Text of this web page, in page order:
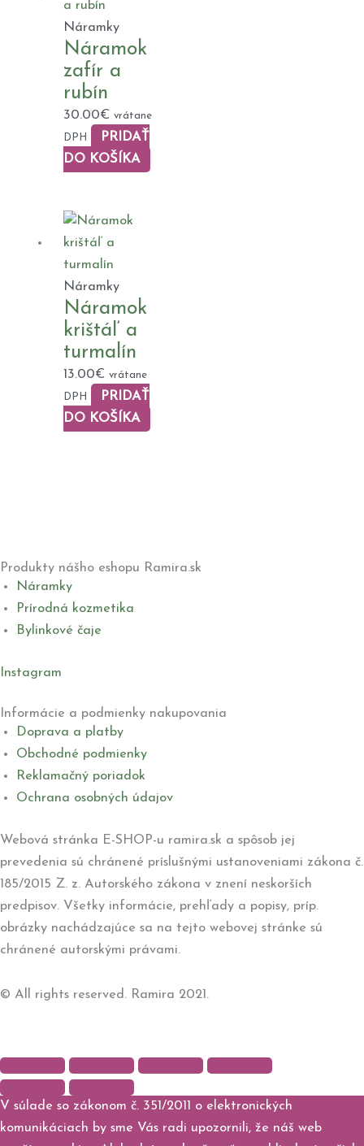
Náramky
Náramok
zafír a
rubín
30.00€ vrátane
DPH
PRIDAŤ
DO KOŠÍKA
Náramky
Náramok
krištáľ a
turmalín
13.00€ vrátane
DPH
PRIDAŤ
DO KOŠÍKA
Produkty nášho eshopu Ramira.sk
Náramky
Prírodná kozmetika
Bylinkové čaje
Instagram
Informácie a podmienky nakupovania
Doprava a platby
Obchodné podmienky
Reklamačný poriadok
Ochrana osobných údajov
Webová stránka E-SHOP-u ramira.sk a spôsob jej
prevedenia sú chránené príslušnými ustanoveniami zákona č.
185/2015 Z. z. Autorského zákona v znení neskorších
predpisov. Všetky informácie, prehľady a popisy, príp.
obrázky nachádzajúce sa na tejto webovej stránke sú
chránené autorskými právami.
© All rights reserved. Ramira 2021.
V súlade so zákonom č. 351/2011 o elektronických
komunikáciach by sme Vás radi upozornili, že náš web